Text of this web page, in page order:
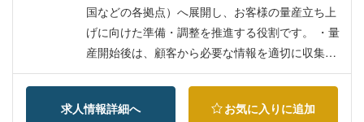
制度あり ・年1回の帰国手当支給 ・社員旅行 ・残
業代支給（係長以下対象）
国などの各拠点）へ展開し、お客様の量産立ち上
げに向けた準備・調整を推進する役割です。 ・量
産開始後は、顧客から必要な情報を適切に収集
し、生産工場（日本、中国など）と連携を取りな
がら、安定供給の実現に向けて調整業務を行いま
す。 【主な業務】 ・韓国系顧客との窓口対応 ・
求人情報詳細へ お気に入りに追加